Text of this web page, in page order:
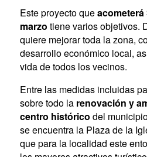
Este proyecto que
marzo tiene varios objetivos.
quiere mejorar toda la zona,
desarrollo económico local,
vida de todos los vecinos.
Entre las medidas incluidas
sobre todo la renovación y
centro histórico del
se encuentra la Plaza de la
que para la localidad este